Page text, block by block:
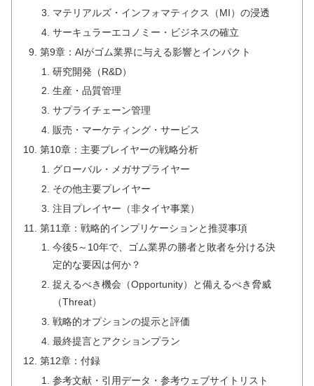
マテリアルズ・インフォマティクス（MI）の浸透
サーキュラーエコノミー・ビジネスの確立
第9章：AIがゴム業界に与える影響とインパクト
研究開発（R&D）
生産・品質管理
サプライチェーン管理
販売・マーケティング・サービス
第10章：主要プレイヤーの戦略分析
グローバル・メガサプライヤー
その他主要プレイヤー
注目プレイヤー（非タイヤ事業）
第11章：戦略的インプリケーションと推奨事項
今後5～10年で、ゴム業界の勝者と敗者を分ける決
定的な要因は何か？
捉えるべき機会（Opportunity）と備えるべき脅威
（Threat）
戦略的オプションの提示と評価
最終提言とアクションプラン
第12章：付録
参考文献・引用データ・参考ウェブサイトリスト